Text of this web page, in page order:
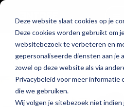
Deze website slaat cookies op je
Deze cookies worden gebruikt om
websitebezoek te verbeteren en
gepersonaliseerde diensten aan je
zowel op deze website als via
Privacybeleid voor meer informatie
die we gebruiken.
Wij volgen je sitebezoek niet indien
Ondernemen